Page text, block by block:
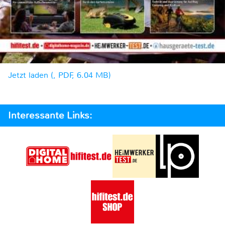
Jetzt laden (, PDF, 6.04 MB)
Interessante Links: